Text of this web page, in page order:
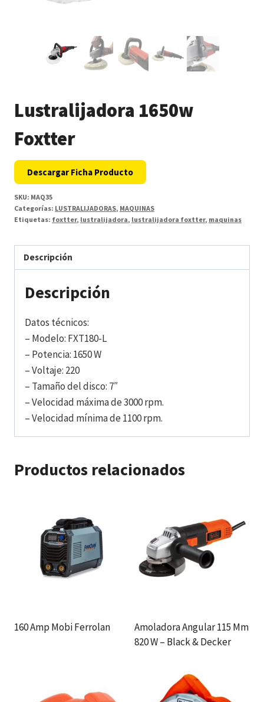
Lustralijadora 1650w
Foxtter
Descargar Ficha Producto
SKU: MAQ35
Categorías: LUSTRALIJADORAS, MAQUINAS
Etiquetas: foxtter, lustralijadora, lustralijadora foxtter, maquinas
Descripción
Descripción
Datos técnicos:
– Modelo: FXT180-L
– Potencia: 1650 W
– Voltaje: 220
– Tamaño del disco: 7″
– Velocidad máxima de 3000 rpm.
– Velocidad mínima de 1100 rpm.
Productos relacionados
160 Amp Mobi Ferrolan
Amoladora Angular 115 Mm
820 W – Black & Decker